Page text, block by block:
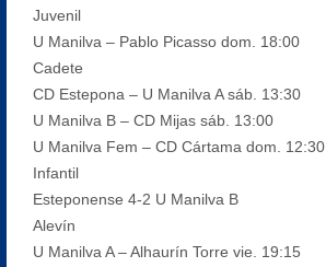
Juvenil
U Manilva – Pablo Picasso dom. 18:00
Cadete
CD Estepona – U Manilva A sáb. 13:30
U Manilva B – CD Mijas sáb. 13:00
U Manilva Fem – CD Cártama dom. 12:30
Infantil
Esteponense 4-2 U Manilva B
Alevín
U Manilva A – Alhaurín Torre vie. 19:15